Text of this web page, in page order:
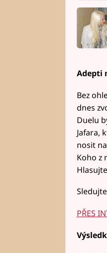
Adepti
Bez
dnes
Duelu
Jafara,
nosit
Koho z
PŘES